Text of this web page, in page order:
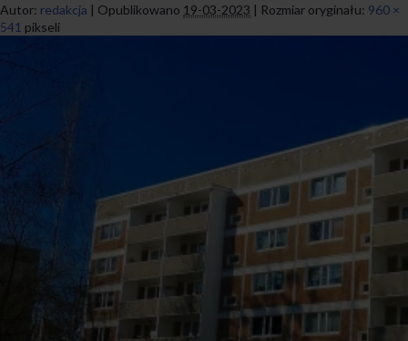
Autor: redakcja | Opublikowano 19-03-2023 | Rozmiar oryginału: 960 ×
541 pikseli